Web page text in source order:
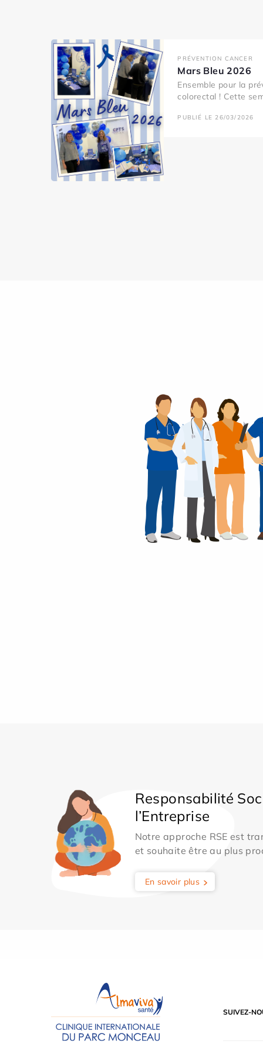
PRÉVENTION CANCER
Mars Bleu 2026
Ensemble pour la
colorectal ! Cette
PUBLIÉ LE 26/03/2026
Responsabilité
l’Entreprise
Notre approche RSE est
et souhaite être au plus
En savoir plus
SUIVEZ-